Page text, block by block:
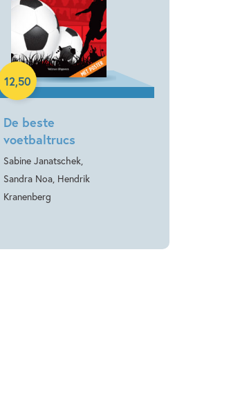
De beste
voetbaltrucs
Sabine Janatschek,
Sandra Noa, Hendrik
Kranenberg
12,50
Hardcover